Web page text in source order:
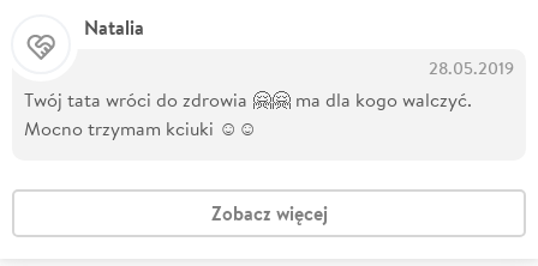
Natalia
28.05.2019
Twój tata wróci do zdrowia 🤗🤗 ma dla kogo walczyć.
Mocno trzymam kciuki ☺️☺️
Zobacz więcej